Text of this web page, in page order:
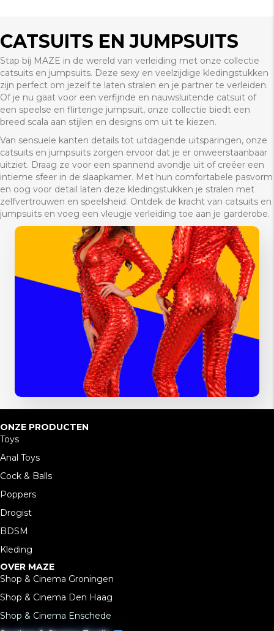
CATSUITS EN JUMPSUITS
Stap bij MAZE in de wereld van verleiding met onze collectie
catsuits en jumpsuits. Deze sexy en veelzijdige kledingstukken
zijn perfect om jezelf te laten stralen en je partner te verleiden.
Of je nu gaat voor een verfijnde en nauwsluitende catsuit of
een speelse en flirterige jumpsuit, onze collectie biedt een
breed scala aan stijlen en designs om uit te kiezen.
Van sensuele kanten details tot uitdagende uitsparingen, onze
catsuits en jumpsuits zorgen ervoor dat je er onweerstaanbaar
uitziet. Draag ze voor een spannend avondje uit of creëer een
intieme sfeer in de slaapkamer. Met hun comfortabele pasvorm
en oog voor detail laten deze kledingstukken je stralen met
zelfvertrouwen en speelsheid. Ontdek de kracht van catsuits en
jumpsuits en voeg een vleugje verleiding toe aan je garderobe.
ONZE PRODUCTEN
Toys
Anal Toys
Cock & Balls
Poppers
Drogist
BDSM
Kleding
OVER MAZE
Shop & Cinema Groningen
Shop & Cinema Den Haag
Shop & Cinema Enschede